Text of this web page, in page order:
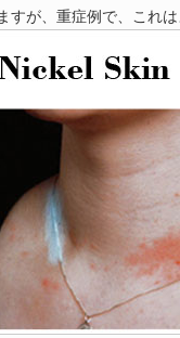
が、重症例で、これ